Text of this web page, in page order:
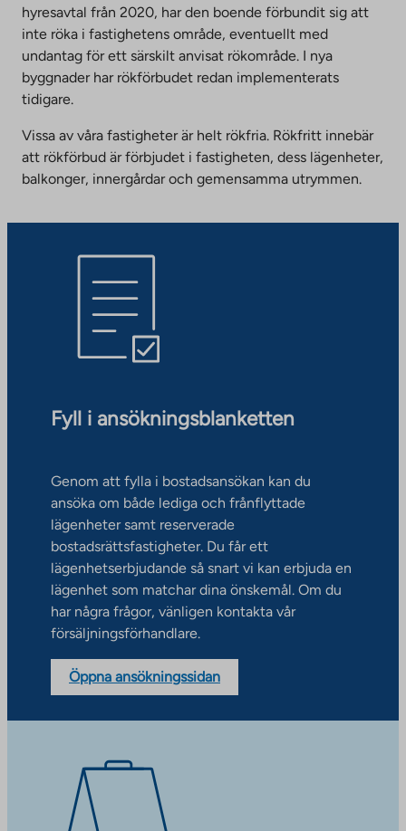
hyresavtal från 2020, har den boende förbundit sig att
inte röka i fastighetens område, eventuellt med
undantag för ett särskilt anvisat rökområde. I nya
byggnader har rökförbudet redan implementerats
tidigare.
Vissa av våra fastigheter är helt rökfria. Rökfritt innebär
att rökförbud är förbjudet i fastigheten, dess lägenheter,
balkonger, innergårdar och gemensamma utrymmen.
Fyll i ansökningsblanketten
Genom att fylla i bostadsansökan kan du
ansöka om både lediga och frånflyttade
lägenheter samt reserverade
bostadsrättsfastigheter. Du får ett
lägenhetserbjudande så snart vi kan erbjuda en
lägenhet som matchar dina önskemål. Om du
har några frågor, vänligen kontakta vår
försäljningsförhandlare.
Öppna ansökningssidan